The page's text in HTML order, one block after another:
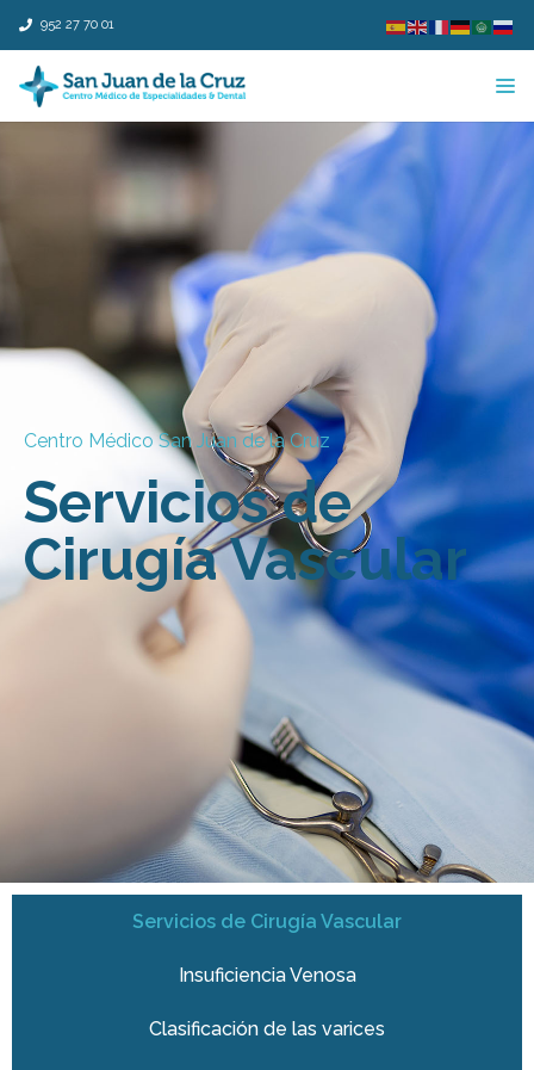
952 27 70 01
Centro Médico San Juan de la Cruz
Servicios de
Cirugía Vascular
Servicios de Cirugía Vascular
Insuficiencia Venosa
Clasificación de las varices